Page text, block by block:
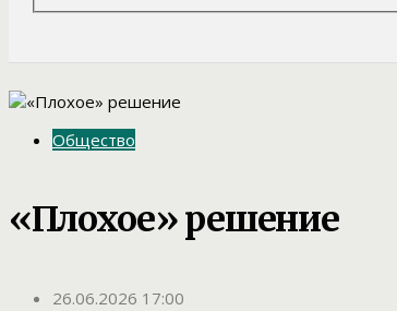
Общество
«Плохое» решение
26.06.2026 17:00